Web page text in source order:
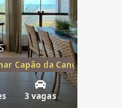
Capão da Canoa,
3 vagas